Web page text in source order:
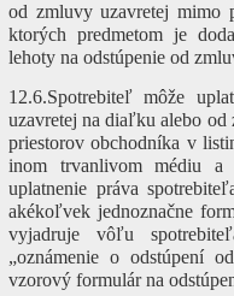
od zmluvy uzavretej mimo
ktorých predmetom je
lehoty na odstúpenie od
12.6.Spotrebiteľ môže
uzavretej na diaľku alebo
priestorov obchodníka v
inom trvanlivom médiu a
uplatnenie práva
akékoľvek jednoznačne
vyjadruje vôľu
„oznámenie o odstúpení
vzorový formulár na